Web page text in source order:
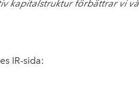
kapitalstruktur förbättrar vi
IR-sida: